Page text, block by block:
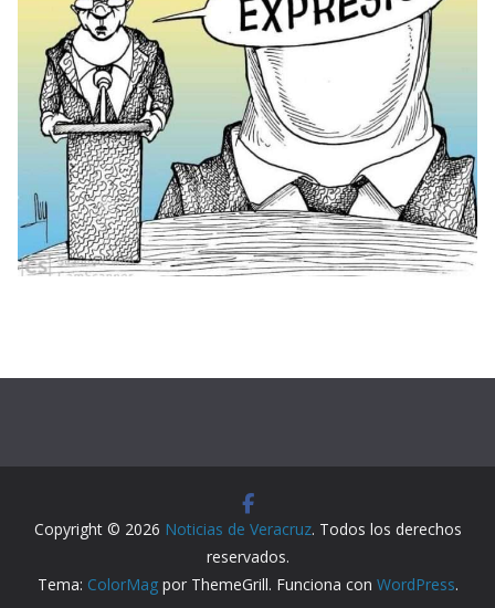
Copyright © 2026 Noticias de Veracruz. Todos los derechos
reservados.
Tema: ColorMagpor ThemeGrill. Funciona con WordPress.